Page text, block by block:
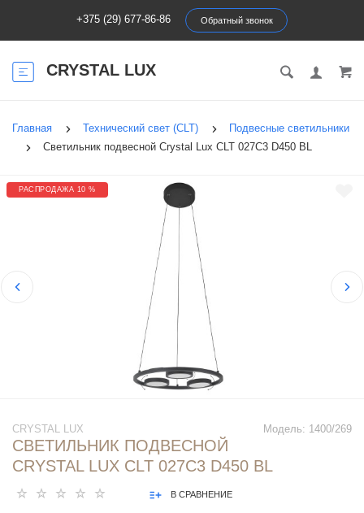
+375 (29) 677-86-86 Обратный звонок
CRYSTAL LUX
Главная Технический свет (CLT)
Подвесные светильники
Светильник подвесной Crystal Lux CLT 027C3 D450 BL
РАСПРОДАЖА 10 %
Модель: 1400/269
CRYSTAL LUX
СВЕТИЛЬНИК ПОДВЕСНОЙ
CRYSTAL LUX CLT 027C3 D450 BL
В СРАВНЕНИЕ